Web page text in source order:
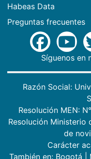
Habeas Data
Preguntas frecuentes
Síguenos en
Razón Social:
Resolución MEN:
Resolución Ministerio
de
Carácter
También en: Bogotá